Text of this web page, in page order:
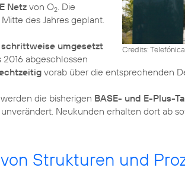
Credits:
Netz von O2. Die
des Jahres geplant.
schrittweise umgesetzt
2016 abgeschlossen
vorab über die entsprechenden
die bisherigen BASE- und E-Plus-
Neukunden erhalten dort ab
Strukturen und